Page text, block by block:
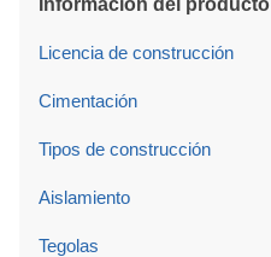
Información del producto
Licencia de construcción
Cimentación
Tipos de construcción
Aislamiento
Tegolas